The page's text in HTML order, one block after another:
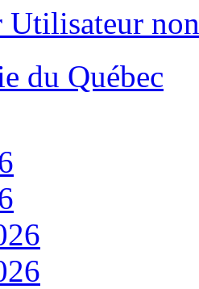
Utilisateur
du Québec